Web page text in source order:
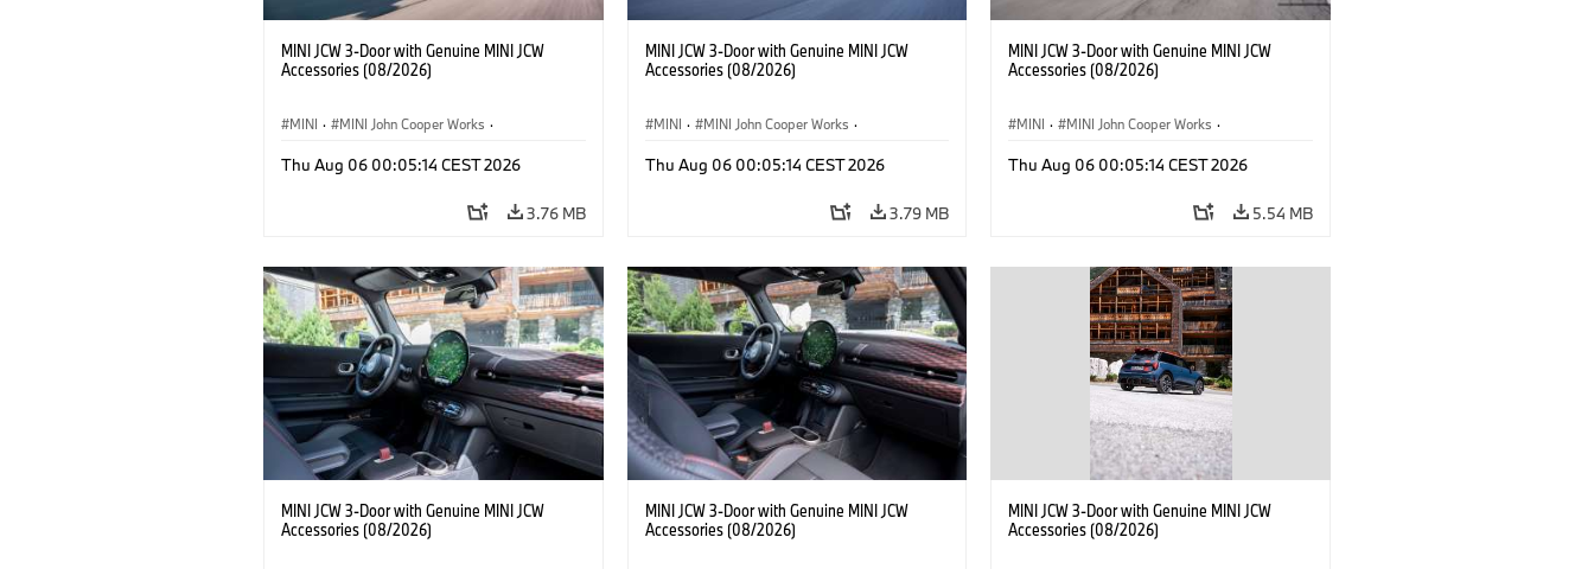
MINI JCW 3-Door with Genuine MINI JCW
Accessories (08/2026)
MINI · MINI John Cooper Works ·
Optional Extras, Accessories
Thu Aug 06 00:05:14 CEST 2026
3.76 MB
MINI JCW 3-Door with Genuine MINI JCW
Accessories (08/2026)
MINI · MINI John Cooper Works ·
Optional Extras, Accessories
Thu Aug 06 00:05:14 CEST 2026
3.79 MB
MINI JCW 3-Door with Genuine MINI JCW
Accessories (08/2026)
MINI · MINI John Cooper Works ·
Optional Extras, Accessories
Thu Aug 06 00:05:14 CEST 2026
5.54 MB
MINI JCW 3-Door with Genuine MINI JCW
Accessories (08/2026)
MINI JCW 3-Door with Genuine MINI JCW
Accessories (08/2026)
MINI JCW 3-Door with Genuine MINI JCW
Accessories (08/2026)